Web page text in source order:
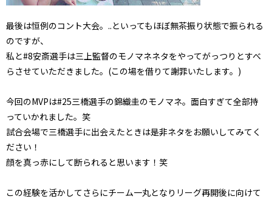
最後は恒例のコント大会。..といってもほぼ無茶振り状態で振られる
のですが、
私と#8安斎選手は三上監督のモノマネネタをやってがっつりとすべ
らさせていただきました。(この場を借りて謝罪いたします。)
今回のMVPは#25三橋選手の錦織圭のモノマネ。面白すぎて全部持
っていかれました。笑
試合会場で三橋選手に出会えたときは是非ネタをお願いしてみてく
ださい！
顔を真っ赤にして断られると思います！笑
この経験を活かしてさらにチーム一丸となりリーグ再開後に向けて